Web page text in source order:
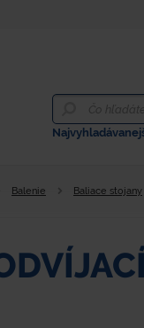
Balenie Baliace stojany